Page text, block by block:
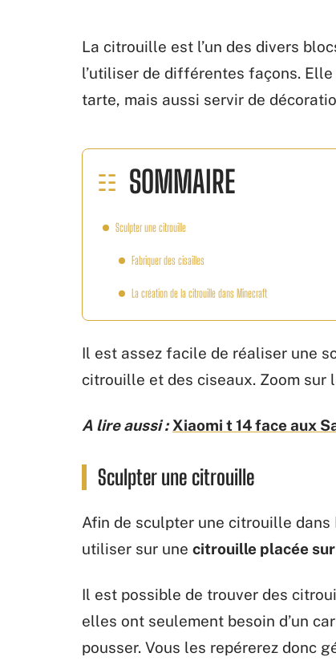
La citrouille est l’un des divers
l’utiliser de différentes façons.
tarte, mais aussi servir de
SOMMAIRE
Sculpter une citrouille
Fabriquer des cisailles
La création de la citrouille dans Minecraft
Il est assez facile de réaliser une
citrouille et des ciseaux. Zoom
A lire aussi : Xiaomi t 14 face aux
Sculpter une citrouille
Afin de sculpter une citrouille
utiliser sur une citrouille placée
Il est possible de trouver des
elles ont seulement besoin d’un
pousser. Vous les repérerez donc